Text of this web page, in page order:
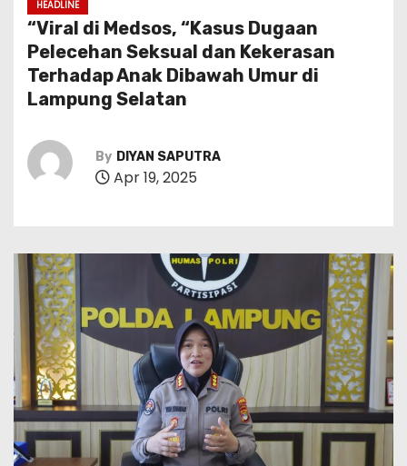
HEADLINE
“Viral di Medsos, “Kasus Dugaan
Pelecehan Seksual dan Kekerasan
Terhadap Anak Dibawah Umur di
Lampung Selatan
By DIYAN SAPUTRA
Apr 19, 2025